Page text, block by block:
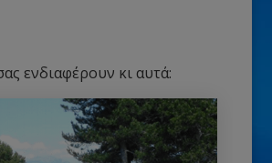
ενδιαφέρουν κι αυτά: